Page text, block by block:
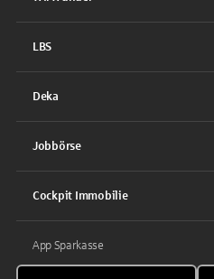
LBS
Deka
Jobbörse
Cockpit Immobilie
App Sparkasse